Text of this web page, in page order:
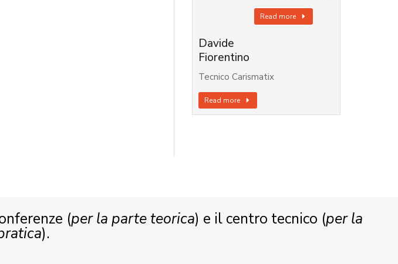
Read more
Davide
Fiorentino
Tecnico Carismatix
Read more
(per la parte teorica) e il centro tecnico (per la
).